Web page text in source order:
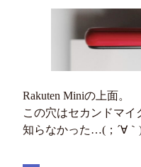
Rakuten Miniの上面。
この穴はセカンドマイ
知らなかった…(；´∀｀